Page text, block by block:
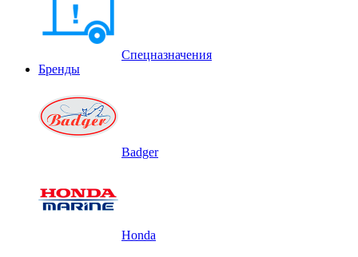
Спецназначения
Бренды
Badger
Honda